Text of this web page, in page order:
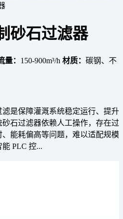
砂石过滤器
量： 150-900m³/h 材质： 碳钢、不
是保障灌溉系统稳定运行、提升
石过滤器依赖人工操作，存在过
能耗偏高等问题，难以适配规模
PLC 控...